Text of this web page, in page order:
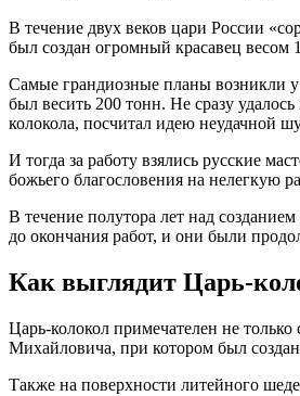
В течение двух веков цари России
был создан огромный красавец весом
Самые грандиозные планы возникли
был весить 200 тонн. Не сразу
колокола, посчитал идею неудачной
И тогда за работу взялись русские
божьего благословения на нелегкую
В течение полутора лет над
до окончания работ, и они были
Как выглядит Царь-
Царь-колокол примечателен не
Михайловича, при котором был
Также на поверхности литейного